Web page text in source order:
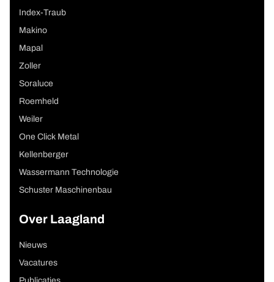
Index-Traub
Makino
Mapal
Zoller
Soraluce
Roemheld
Weiler
One Click Metal
Kellenberger
Wassermann Technologie
Schuster Maschinenbau
Over Laagland
Nieuws
Vacatures